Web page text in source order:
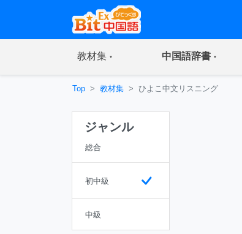
教材集(current) 中国語辞書(current)
Top 教材集 ひよこ中文リスニング
ジャンル
総合
初中級
中級